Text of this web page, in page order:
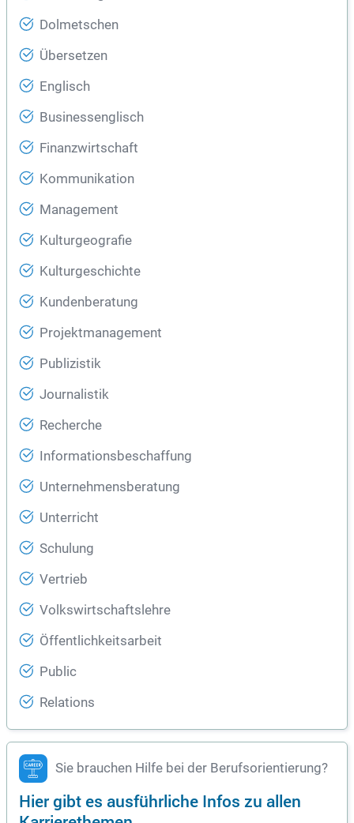
Dolmetschen
Übersetzen
Englisch
Businessenglisch
Finanzwirtschaft
Kommunikation
Management
Kulturgeografie
Kulturgeschichte
Kundenberatung
Projektmanagement
Publizistik
Journalistik
Recherche
Informationsbeschaffung
Unternehmensberatung
Unterricht
Schulung
Vertrieb
Volkswirtschaftslehre
Öffentlichkeitsarbeit
Public
Relations
Sie brauchen Hilfe bei der Berufsorientierung?
Hier gibt es ausführliche Infos zu allen